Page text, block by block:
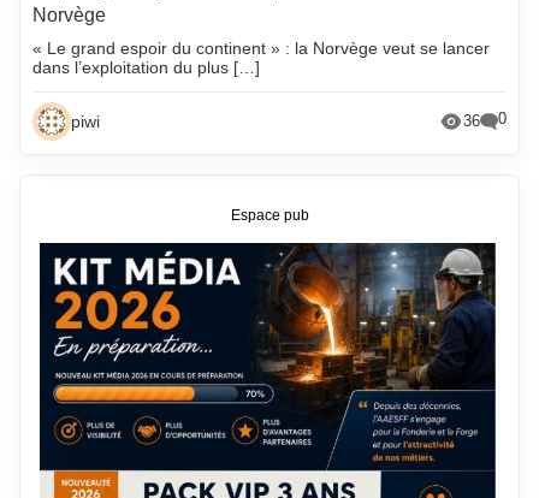
Norvège
« Le grand espoir du continent » : la Norvège veut se lancer
dans l’exploitation du plus […]
piwi 36 0
Espace pub